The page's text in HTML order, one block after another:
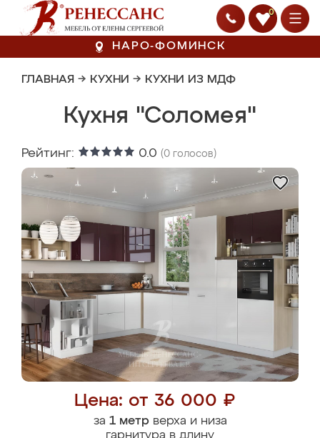
0
НАРО-ФОМИНСК
ГЛАВНАЯ → КУХНИ → КУХНИ ИЗ МДФ
Кухня "Соломея"
Рейтинг: 0.0 (0 голосов)
Цена: от 36 000 ₽
за 1 метрверха и низа
гарнитура в длину